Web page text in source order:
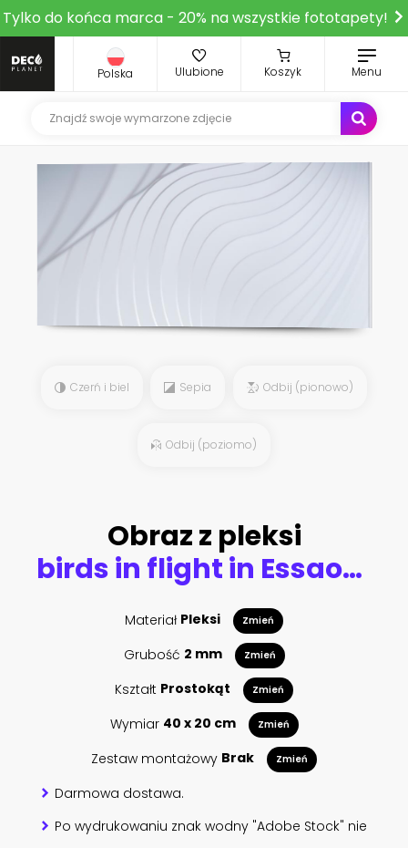
Tylko do końca marca - 20% na wszystkie fototapety!
Polska Ulubione Koszyk Menu
Czerń i biel Sepia Odbij (pionowo)
Odbij (poziomo)
Obraz z pleksi
birds in flight in Essaouira, Morocco
Materiał Pleksi Zmień
Grubość 2 mm Zmień
Kształt Prostokąt Zmień
Wymiar 40 x 20 cm Zmień
Zestaw montażowy Brak Zmień
Darmowa dostawa.
Po wydrukowaniu znak wodny "Adobe Stock" nie